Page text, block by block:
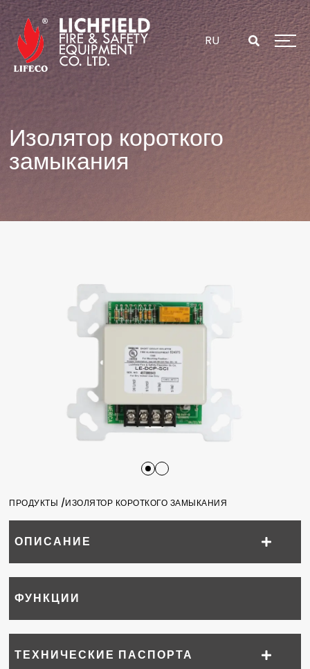
Перейти
содержанию
RU
Изолятор короткого
замыкания
ПРОДУКТЫ /ИЗОЛЯТОР КОРОТКОГО ЗАМЫКАНИЯ
ОПИСАНИЕ
ФУНКЦИИ
ТЕХНИЧЕСКИЕ ПАСПОРТА